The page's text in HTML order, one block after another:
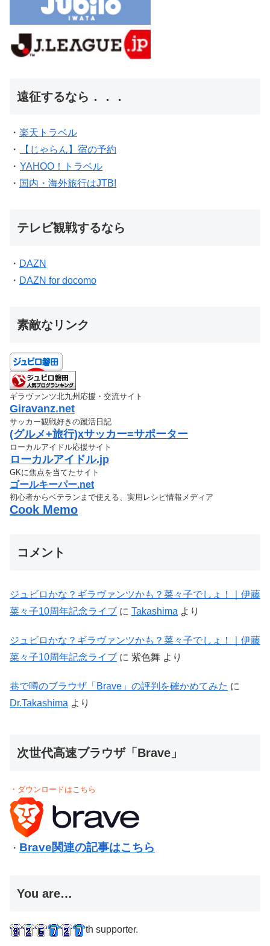
遠征するなら．．．
・ 楽天トラベル
・
【じゃらん】宿の予約
・ YAHOO！トラベル
・ 国内・海外旅行はJTB!
テレビ観戦するなら
・ DAZN
・ DAZN for docomo
素敵なリンク
ギラヴァンツ北九州応援・交流サイト
Giravanz.net
サッカー観戦好きの蹴活日記
(グルメ+旅行)xサッカー=サポーター
ローカルアイドル応援サイト
ローカルアイドル.jp
GKに焦点を当てたサイト
ゴールキーパー.net
初心者からベテランまで使える、実用レシピ情報メディア
Cook Memo
コメント
ジュビロかな？ギラヴァンツかも？菜々子でしょ！｜伊藤
菜々子10周年記念ライブ に Takashima より
ジュビロかな？ギラヴァンツかも？菜々子でしょ！｜伊藤
菜々子10周年記念ライブ に 紫色舞 より
巷で噂のブラウザ「Brave」の評判を確かめてみた に
Dr.Takashima より
次世代高速ブラウザ「Brave」
・ダウンロードはこちら
・ Brave関連の記事はこちら
You are…
th supporter.